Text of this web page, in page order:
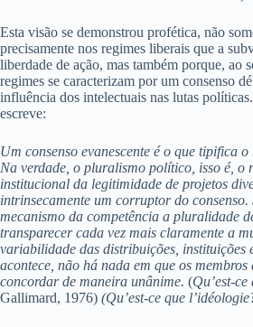
Esta visão se demonstrou profética, não
precisamente nos regimes liberais que a
liberdade de ação, mas também porque, ao
regimes se caracterizam por um consenso
influência dos intelectuais nas lutas
escreve:
Um consenso evanescente é o que tipifica
Na verdade, o pluralismo político, isso é, o
institucional da legitimidade de projetos
intrinsecamente um corruptor do
mecanismo da competência a pluralidade
transparecer cada vez mais claramente a
variabilidade das distribuições, instituições
acontece, não há nada em que os membros
concordar de maneira unânime. (Qu’est-
Gallimard, 1976) (Qu’est-ce que